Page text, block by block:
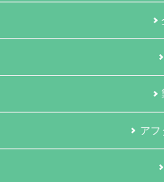
アフ